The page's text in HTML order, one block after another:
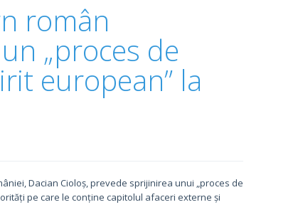
român
„proces de
european” la
Dacian Cioloș, prevede sprijinirea unui „proces de
pe care le conține capitolul afaceri externe și